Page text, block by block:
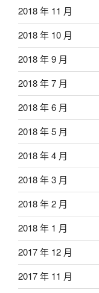
2018 年 11 月
2018 年 10 月
2018 年 9 月
2018 年 7 月
2018 年 6 月
2018 年 5 月
2018 年 4 月
2018 年 3 月
2018 年 2 月
2018 年 1 月
2017 年 12 月
2017 年 11 月